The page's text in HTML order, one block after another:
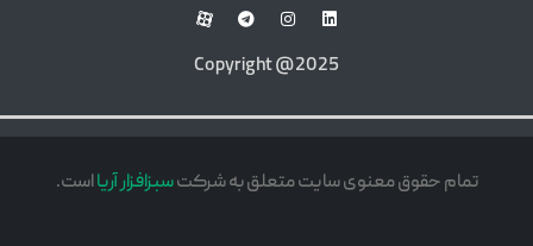
Copyright @2025
تمام حقوق معنوی سایت متعلق به شرکتسبزافزار آریااست.